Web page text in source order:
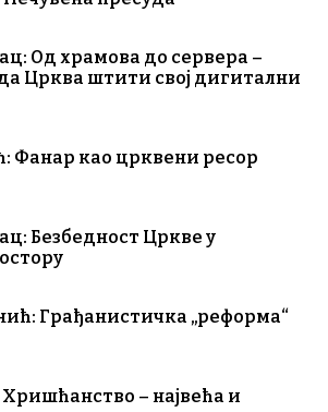
Од храмова до сервера –
Црква штити свој дигитални
Фанар као црквени ресор
Безбедност Цркве у
Грађанистичка „реформа“
– највећа и